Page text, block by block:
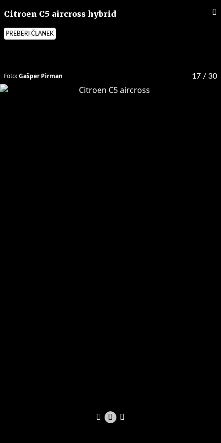
Citroen C5 aircross hybrid
PREBERI ČLANEK
17 / 30
Foto:Gašper Pirman